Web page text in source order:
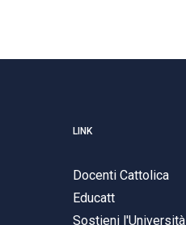
LINK
Docenti Cattolica
Educatt
Sostieni l'Università